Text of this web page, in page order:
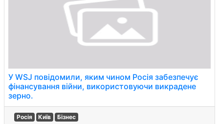
У WSJ повідомили, яким чином Росія забезпечує
фінансування війни, використовуючи викрадене
зерно.
Росія Київ Бізнес